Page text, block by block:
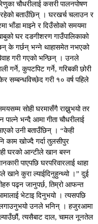
चौधरीलाई कसरी पालनपोषण
बताउँछिन् । घरखर्च चलाउन र
भाँडा माझ्ने र दिउँसोको समयमा
घर दङगीशरण गाउँपालिकाको
के गर्छन् भन्ने थाहासमेत नभएको
गरी गएको भन्छिन् । उनले
गर्ने, कुपटपिट गर्ने, गरिबकी छोरी
सम्बन्धविच्छेद गरी १० वर्ष पहिले
सोही घरमासँगै राख्नुभयो तर
पाल्ने भन्दै आमा गीता चौधरीलाई
उनी बताउँछिन् । “केही
काम खोज्दै गर्दा तुलसीपुर
घरको आन्टीले खान बस्न
पाएपछि घरपरिवारलाई थाहा
कुरा ल्याईदिनुहुन्थ्यो ।” दुई
पढ्न जानुपर्छ, तिम्रो आफन्त
भेटाइ दिनुभयो । त्यसपछि
लगाउनुभयो उनले भनिन् । हजुरआमा
त्यसैबाट दाल, चामल नूनतेल